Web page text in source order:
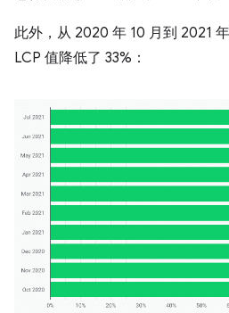
此外，从 2020 年 10 月到 2021
LCP 值降低了 33%：